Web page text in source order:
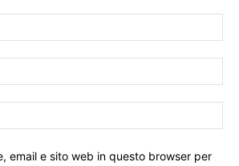
email e sito web in questo browser per